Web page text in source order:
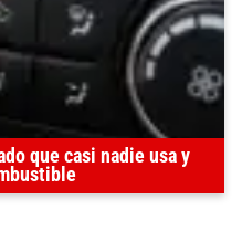
que casi nadie usa y